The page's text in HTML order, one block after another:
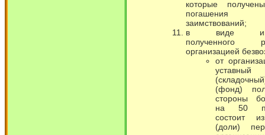
которые
погашения
заимствований;
в виде
полученного
организацией
от
уставный
(фонд)
стороны
на 50
состоит
(доли)